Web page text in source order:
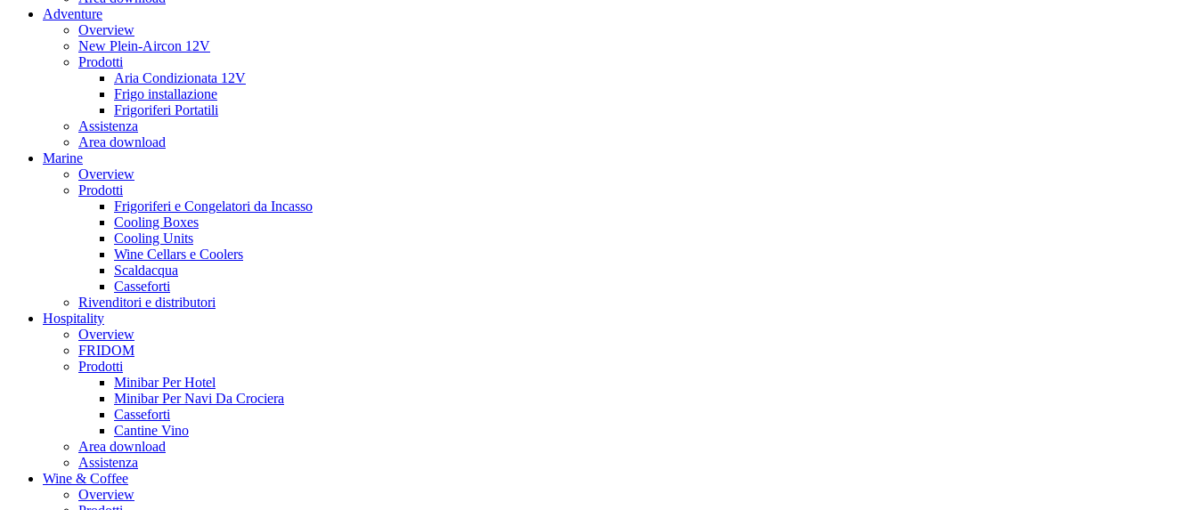
Adventure
Overview
New Plein-Aircon 12V
Prodotti
Aria Condizionata 12V
Frigo installazione
Frigoriferi Portatili
Assistenza
Area download
Marine
Overview
Prodotti
Frigoriferi e Congelatori da Incasso
Cooling Boxes
Cooling Units
Wine Cellars e Coolers
Scaldacqua
Casseforti
Rivenditori e distributori
Hospitality
Overview
FRIDOM
Prodotti
Minibar Per Hotel
Minibar Per Navi Da Crociera
Casseforti
Cantine Vino
Area download
Assistenza
Wine & Coffee
Overview